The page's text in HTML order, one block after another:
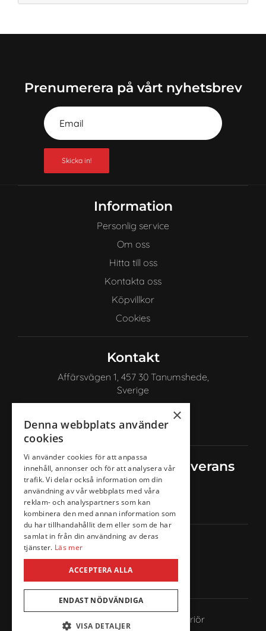
Prenumerera på vårt nyhetsbrev
Skicka in!
Information
Personlig service
Om oss
Hitta till oss
Kontakta oss
Köpvillkor
Cookies
Kontakt
Affärsvägen 1, 457 30 Tanumshede,
Sverige
info@anncathrines.se
Säker betalningSäker leverans
Följ oss
© Ann-Cathrines kläder & Interiör
×
Denna webbplats använder
cookies
Vi använder cookies för att anpassa
innehåll, annonser och för att analysera vår
trafik. Vi delar också information om din
användning av vår webbplats med våra
reklam- och analyspartners som kan
kombinera den med annan information som
du har tillhandahållit dem eller som de har
samlat in från din användning av deras
tjänster. Läs mer
ACCEPTERA ALLA
ENDAST NÖDVÄNDIGA
VISA DETALJER